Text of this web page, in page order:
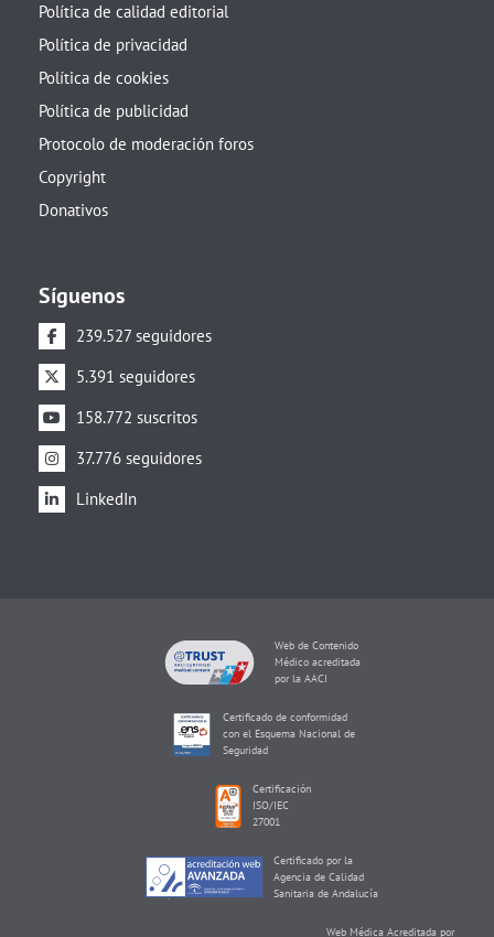
Política de calidad editorial
Política de privacidad
Política de cookies
Política de publicidad
Protocolo de moderación foros
Copyright
Donativos
Síguenos
239.527 seguidores
5.391 seguidores
158.772 suscritos
37.776 seguidores
LinkedIn
Web de Contenido
Médico acreditada
por la AACI
Certificado de conformidad
con el Esquema Nacional de
Seguridad
Certificación
ISO/IEC
27001
Certificado por la
Agencia de Calidad
Sanitaria de Andalucía
Web Médica Acreditada por